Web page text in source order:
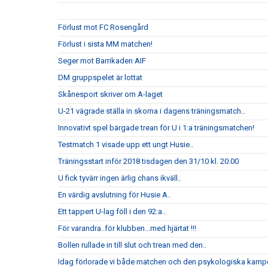
Förlust mot FC Rosengård
Förlust i sista MM matchen!
Seger mot Barrikaden AIF
DM gruppspelet är lottat
Skånesport skriver om A-laget
U-21 vägrade ställa in skorna i dagens träningsmatch..
Innovativt spel bärgade trean för U i 1:a träningsmatchen!
Testmatch 1 visade upp ett ungt Husie..
Träningsstart inför 2018 tisdagen den 31/10 kl. 20.00
U fick tyvärr ingen ärlig chans ikväll..
En värdig avslutning för Husie A..
Ett tappert U-lag föll i den 92:a..
För varandra..för klubben...med hjärtat !!!
Bollen rullade in till slut och trean med den..
Idag förlorade vi både matchen och den psykologiska